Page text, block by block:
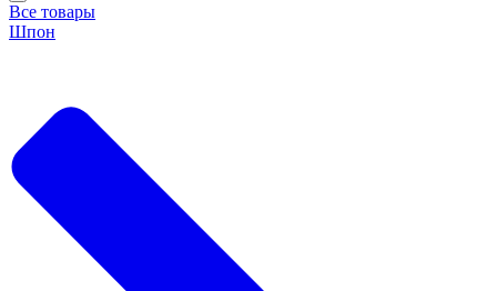
Все товары
Шпон